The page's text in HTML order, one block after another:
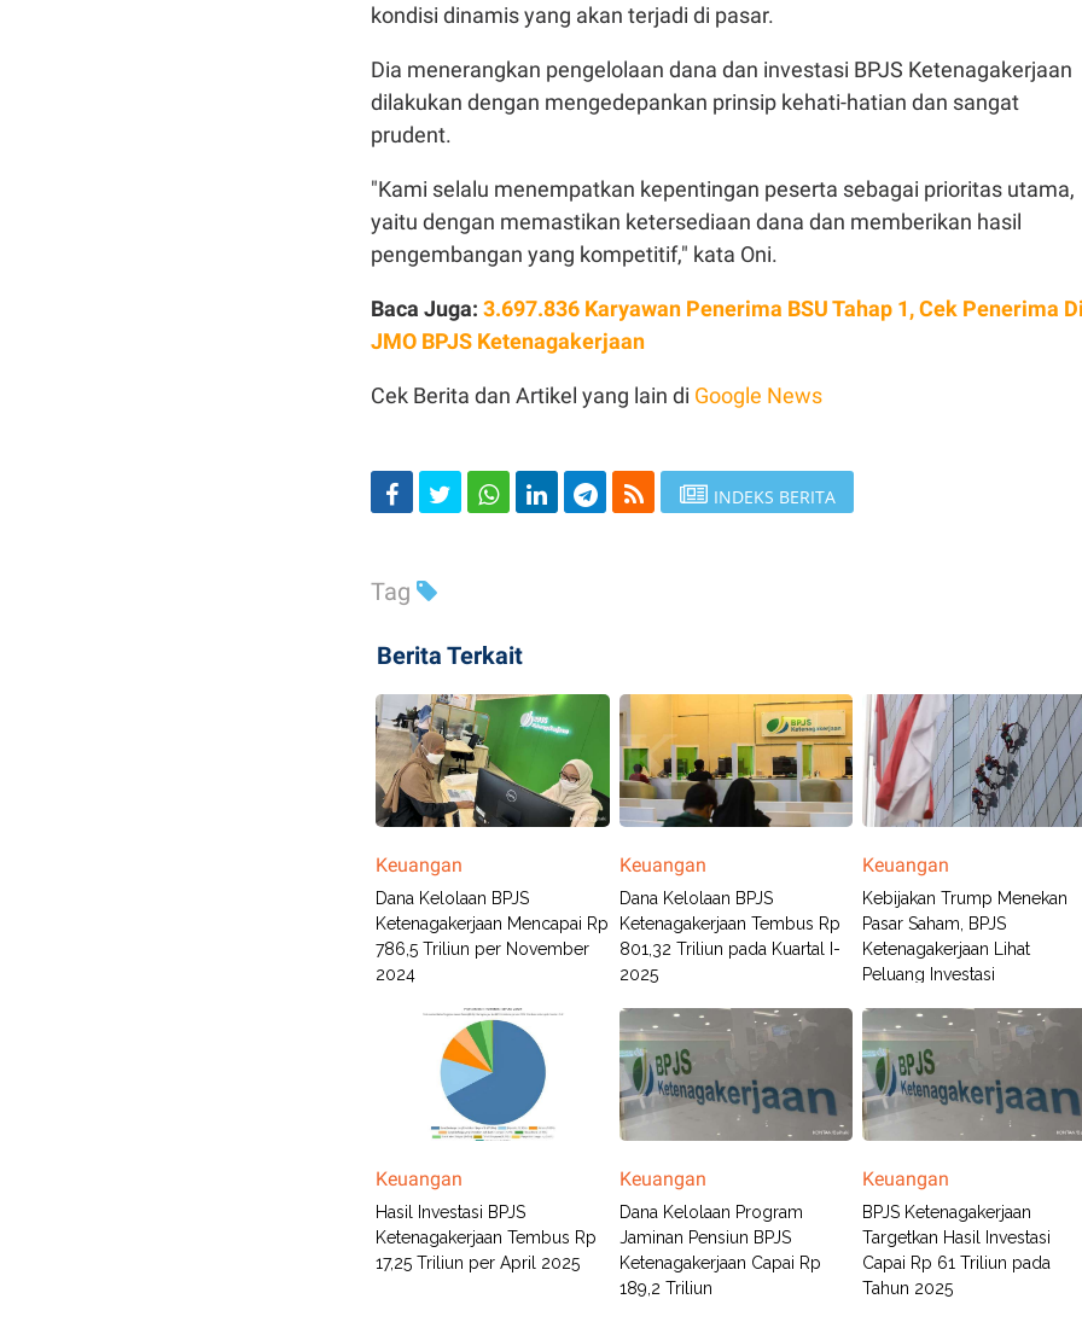
kondisi dinamis yang akan terjadi di pasar.
Dia menerangkan pengelolaan dana dan investasi BPJS Ketenagakerjaan
dilakukan dengan mengedepankan prinsip kehati-hatian dan sangat
prudent.
"Kami selalu menempatkan kepentingan peserta sebagai prioritas utama,
yaitu dengan memastikan ketersediaan dana dan memberikan hasil
pengembangan yang kompetitif," kata Oni.
Baca Juga: 3.697.836 Karyawan Penerima BSU Tahap 1, Cek Penerima
JMO BPJS Ketenagakerjaan
Cek Berita dan Artikel yang lain di Google News
INDEKS BERITA
Tag
Berita Terkait
Keuangan
Dana Kelolaan BPJS
Ketenagakerjaan Mencapai Rp
786,5 Triliun per November
2024
Keuangan
Dana Kelolaan BPJS
Ketenagakerjaan Tembus Rp
801,32 Triliun pada Kuartal I-
2025
Keuangan
Kebijakan Trump Menekan
Pasar Saham, BPJS
Ketenagakerjaan Lihat
Peluang Investasi
Keuangan
Hasil Investasi BPJS
Ketenagakerjaan Tembus Rp
17,25 Triliun per April 2025
Keuangan
Dana Kelolaan Program
Jaminan Pensiun BPJS
Ketenagakerjaan Capai Rp
189,2 Triliun
Keuangan
BPJS Ketenagakerjaan
Targetkan Hasil Investasi
Capai Rp 61 Triliun pada
Tahun 2025